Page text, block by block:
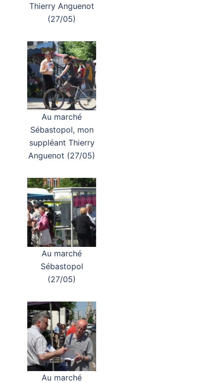
Thierry Anguenot
(27/05)
Au marché
Sébastopol, mon
suppléant Thierry
Anguenot (27/05)
Au marché
Sébastopol
(27/05)
Au marché